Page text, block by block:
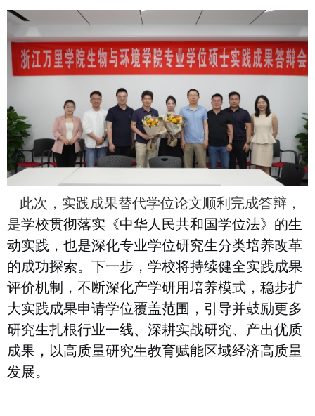
此次，实践成果替代学位论文顺利完成答辩，
是学校贯彻落实《中华人民共和国学位法》的生
动实践，也是深化专业学位研究生分类培养改革
的成功探索。下一步，学校将持续健全实践成果
评价机制，不断深化产学研用培养模式，稳步扩
大实践成果申请学位覆盖范围，引导并鼓励更多
研究生扎根行业一线、深耕实战研究、产出优质
成果，以高质量研究生教育赋能区域经济高质量
发展。